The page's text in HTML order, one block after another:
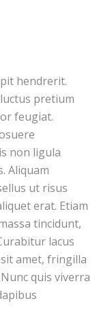
hendrerit.
pretium
feugiat.
non ligula
Aliquam
ut risus
erat. Etiam
tincidunt,
lacus
amet, fringilla
quis viverra